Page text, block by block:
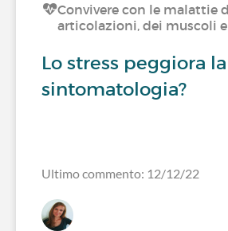
Convivere con le malattie
articolazioni, dei muscoli
Lo stress peggiora la
sintomatologia?
Ultimo commento: 12/12/22